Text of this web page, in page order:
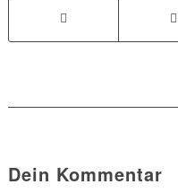
Dein Kommentar